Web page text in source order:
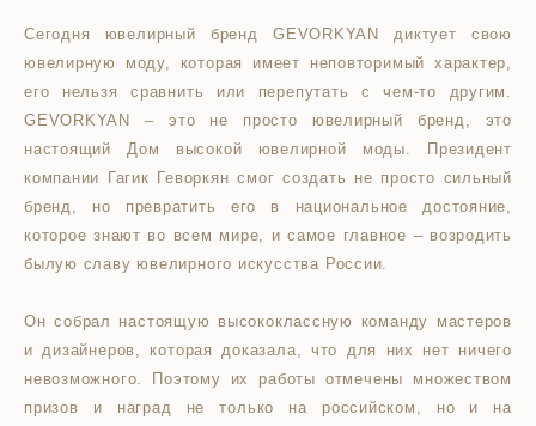
Сегодня ювелирный бренд GEVORKYAN диктует свою
ювелирную моду, которая имеет неповторимый характер,
его нельзя сравнить или перепутать с чем-то другим.
GEVORKYAN – это не просто ювелирный бренд, это
настоящий Дом высокой ювелирной моды. Президент
компании Гагик Геворкян смог создать не просто сильный
бренд, но превратить его в национальное достояние,
которое знают во всем мире, и самое главное – возродить
былую славу ювелирного искусства России.
Он собрал настоящую высококлассную команду мастеров
и дизайнеров, которая доказала, что для них нет ничего
невозможного. Поэтому их работы отмечены множеством
призов и наград не только на российском, но и на